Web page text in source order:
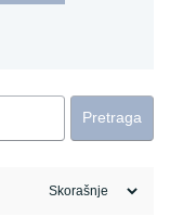
Pretraga